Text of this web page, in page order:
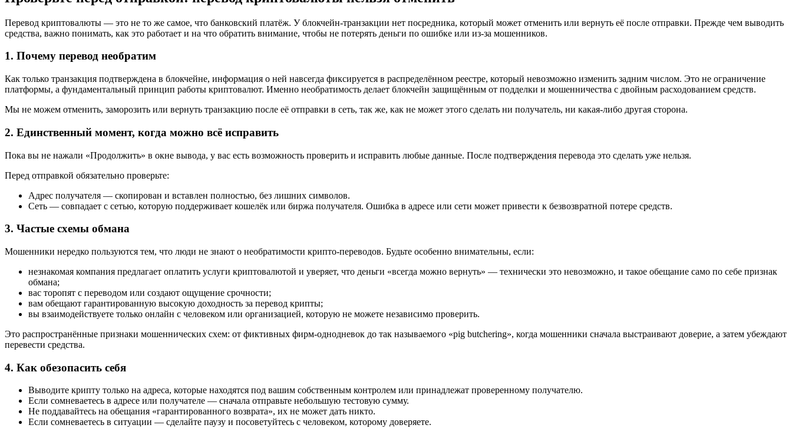
Перевод криптовалюты — это не то же самое, что банковский платёж. У блокчейн-транзакции нет посредника, который может отменить или вернуть её после отправки. Прежде чем выводить
средства, важно понимать, как это работает и на что обратить внимание, чтобы не потерять деньги по ошибке или из-за мошенников.
1. Почему перевод необратим
Как только транзакция подтверждена в блокчейне, информация о ней навсегда фиксируется в распределённом реестре, который невозможно изменить задним числом. Это не ограничение
платформы, а фундаментальный принцип работы криптовалют. Именно необратимость делает блокчейн защищённым от подделки и мошенничества с двойным расходованием средств.
Мы не можем отменить, заморозить или вернуть транзакцию после её отправки в сеть, так же, как не может этого сделать ни получатель, ни какая-либо другая сторона.
2. Единственный момент, когда можно всё исправить
Пока вы не нажали «Продолжить» в окне вывода, у вас есть возможность проверить и исправить любые данные. После подтверждения перевода это сделать уже нельзя.
Перед отправкой обязательно проверьте:
Адрес получателя — скопирован и вставлен полностью, без лишних символов.
Сеть — совпадает с сетью, которую поддерживает кошелёк или биржа получателя. Ошибка в адресе или сети может привести к безвозвратной потере средств.
3. Частые схемы обмана
Мошенники нередко пользуются тем, что люди не знают о необратимости крипто-переводов. Будьте особенно внимательны, если:
незнакомая компания предлагает оплатить услуги криптовалютой и уверяет, что деньги «всегда можно вернуть» — технически это невозможно, и такое обещание само по себе признак
обмана;
вас торопят с переводом или создают ощущение срочности;
вам обещают гарантированную высокую доходность за перевод крипты;
вы взаимодействуете только онлайн с человеком или организацией, которую не можете независимо проверить.
Это распространённые признаки мошеннических схем: от фиктивных фирм-однодневок до так называемого «pig butchering», когда мошенники сначала выстраивают доверие, а затем убеждают
перевести средства.
4. Как обезопасить себя
Выводите крипту только на адреса, которые находятся под вашим собственным контролем или принадлежат проверенному получателю.
Если сомневаетесь в адресе или получателе — сначала отправьте небольшую тестовую сумму.
Не поддавайтесь на обещания «гарантированного возврата», их не может дать никто.
Если сомневаетесь в ситуации — сделайте паузу и посоветуйтесь с человеком, которому доверяете.